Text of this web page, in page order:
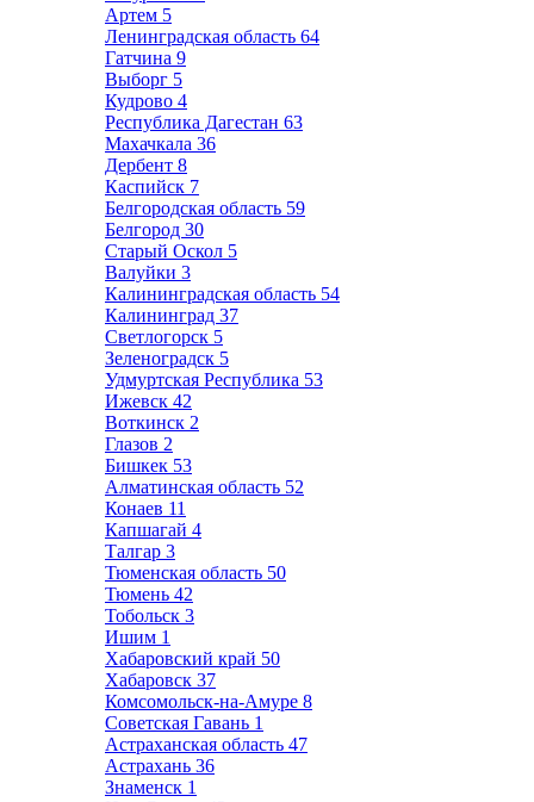
Артем 5
Ленинградская область 64
Гатчина 9
Выборг 5
Кудрово 4
Республика Дагестан 63
Махачкала 36
Дербент 8
Каспийск 7
Белгородская область 59
Белгород 30
Старый Оскол 5
Валуйки 3
Калининградская область 54
Калининград 37
Светлогорск 5
Зеленоградск 5
Удмуртская Республика 53
Ижевск 42
Воткинск 2
Глазов 2
Бишкек 53
Алматинская область 52
Конаев 11
Капшагай 4
Талгар 3
Тюменская область 50
Тюмень 42
Тобольск 3
Ишим 1
Хабаровский край 50
Хабаровск 37
Комсомольск-на-Амуре 8
Советская Гавань 1
Астраханская область 47
Астрахань 36
Знаменск 1